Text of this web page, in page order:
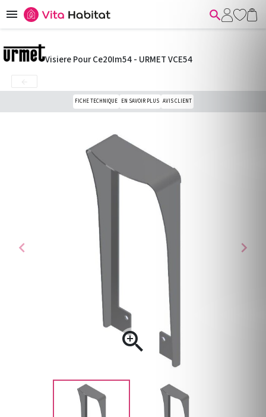
 
chevron_left

chevron_right
Visiere Pour Ce20Im54 - URMET VCE54
FICHE TECHNIQUE EN SAVOIR PLUS AVIS CLIENT